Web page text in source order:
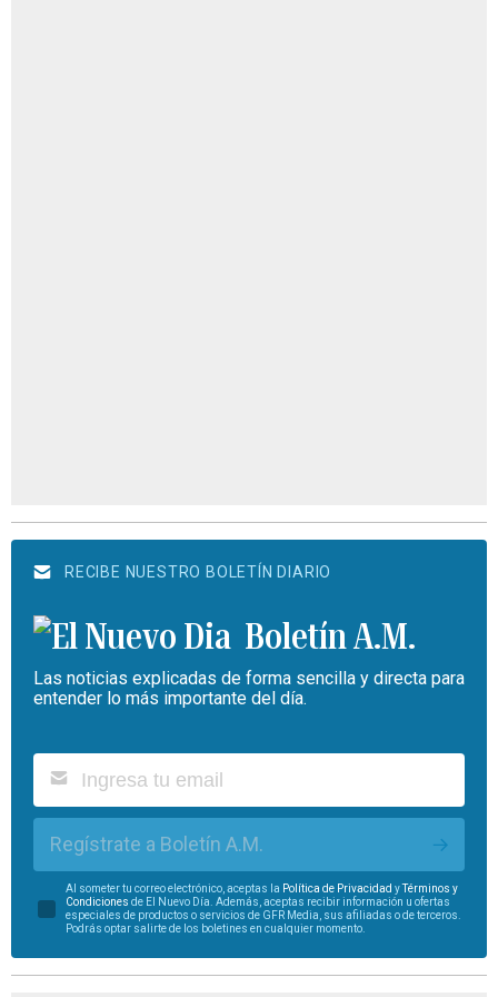
RECIBE NUESTRO BOLETÍN DIARIO
Boletín A.M.
Las noticias explicadas de forma sencilla y directa para
entender lo más importante del día.
Regístrate a Boletín A.M.
Al someter tu correo electrónico, aceptas la Política de Privacidad yTérminos y
Condiciones de El Nuevo Día. Además, aceptas recibir información u ofertas
especiales de productos o servicios de GFR Media, sus afiliadas o de terceros.
Podrás optar salirte de los boletines en cualquier momento.